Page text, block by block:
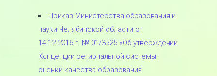
Приказ Министерства образования и
науки Челябинской области от
14.12.2016 г. № 01/3525 «Об утверждении
Концепции региональной системы
оценки качества образования